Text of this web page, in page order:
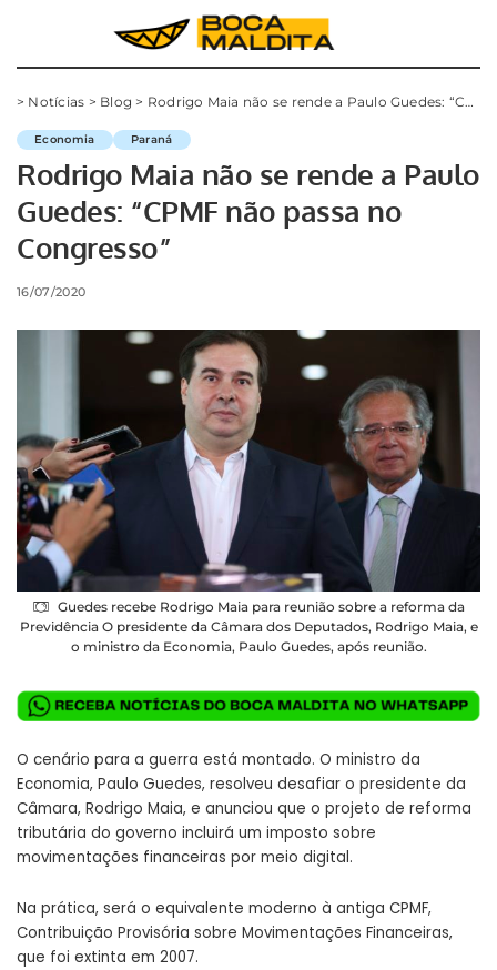
> Notícias > Blog > Rodrigo Maia não se rende a Paulo Guedes: “CPMF não passa no Congresso”
Economia Paraná
Rodrigo Maia não se rende a Paulo
Guedes: “CPMF não passa no
Congresso”
16/07/2020
Guedes recebe Rodrigo Maia para reunião sobre a reforma da
Previdência O presidente da Câmara dos Deputados, Rodrigo Maia, e
o ministro da Economia, Paulo Guedes, após reunião.
O cenário para a guerra está montado. O ministro da
Economia, Paulo Guedes, resolveu desafiar o presidente da
Câmara, Rodrigo Maia, e anunciou que o projeto de reforma
tributária do governo incluirá um imposto sobre
movimentações financeiras por meio digital.
Na prática, será o equivalente moderno à antiga CPMF,
Contribuição Provisória sobre Movimentações Financeiras,
que foi extinta em 2007.